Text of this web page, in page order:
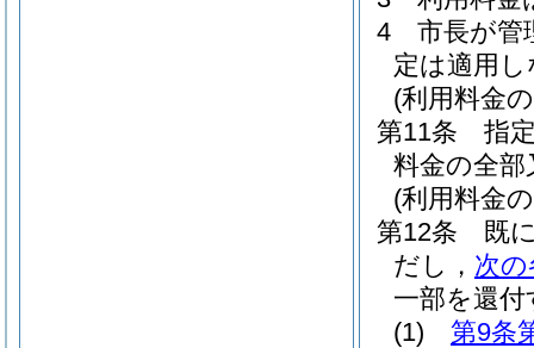
4
市長が管
定は適用
(利用料金
第11条
指
料金の全
(利用料金
第12条
既
だし， 次
一部を還
(1)
第9条